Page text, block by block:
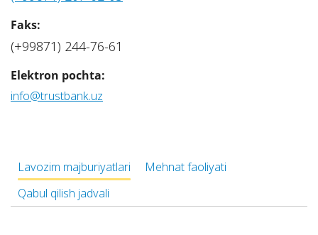
Faks:
(+99871) 244-76-61
Elektron pochta:
info@trustbank.uz
Lavozim majburiyatlari
Mehnat faoliyati
Qabul qilish jadvali